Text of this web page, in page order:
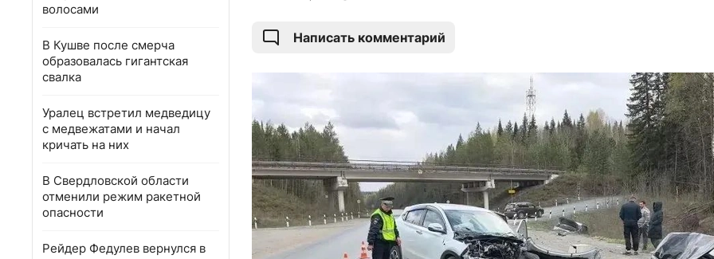
волосами
В Кушве после смерча
образовалась гигантская
свалка
Уралец встретил медведицу
с медвежатами и начал
кричать на них
В Свердловской области
отменили режим ракетной
опасности
Рейдер Федулев вернулся в
Написать комментарий